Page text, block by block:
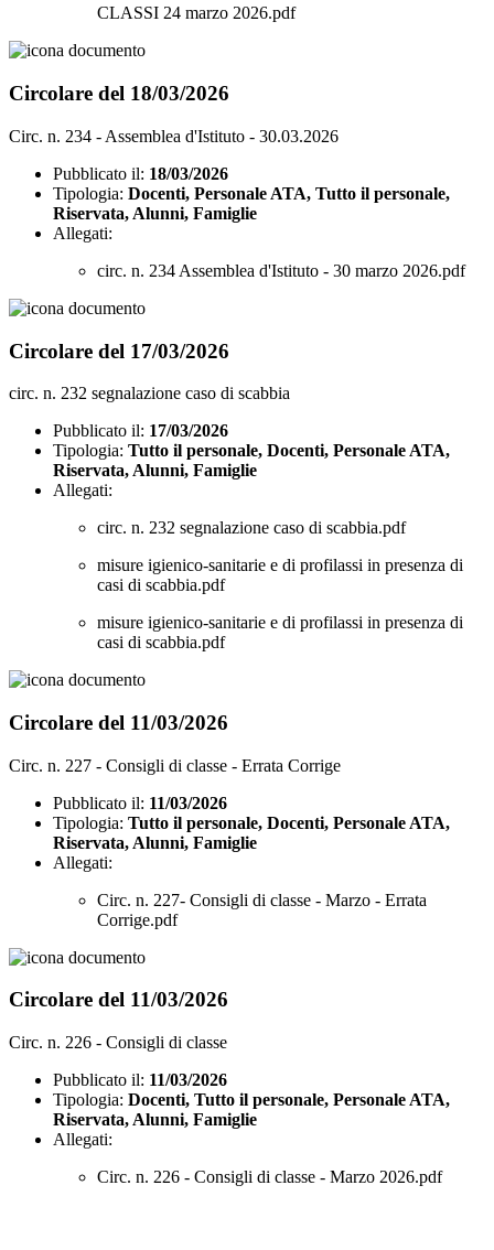
CLASSI 24 marzo 2026.pdf
Circolare del 18/03/2026
Circ. n. 234 - Assemblea d'Istituto - 30.03.2026
Pubblicato il: 18/03/2026
Tipologia: Docenti, Personale ATA, Tutto il personale,
Riservata, Alunni, Famiglie
Allegati:
circ. n. 234 Assemblea d'Istituto - 30 marzo 2026.pdf
Circolare del 17/03/2026
circ. n. 232 segnalazione caso di scabbia
Pubblicato il: 17/03/2026
Tipologia: Tutto il personale, Docenti, Personale ATA,
Riservata, Alunni, Famiglie
Allegati:
circ. n. 232 segnalazione caso di scabbia.pdf
misure igienico-sanitarie e di profilassi in presenza di
casi di scabbia.pdf
misure igienico-sanitarie e di profilassi in presenza di
casi di scabbia.pdf
Circolare del 11/03/2026
Circ. n. 227 - Consigli di classe - Errata Corrige
Pubblicato il: 11/03/2026
Tipologia: Tutto il personale, Docenti, Personale ATA,
Riservata, Alunni, Famiglie
Allegati:
Circ. n. 227- Consigli di classe - Marzo - Errata
Corrige.pdf
Circolare del 11/03/2026
Circ. n. 226 - Consigli di classe
Pubblicato il: 11/03/2026
Tipologia: Docenti, Tutto il personale, Personale ATA,
Riservata, Alunni, Famiglie
Allegati:
Circ. n. 226 - Consigli di classe - Marzo 2026.pdf